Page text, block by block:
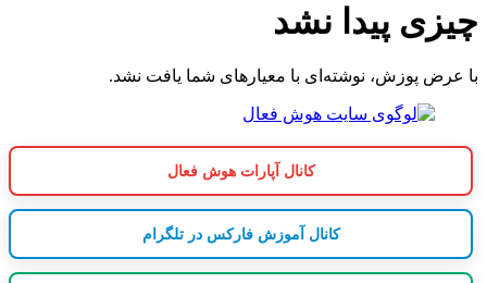
چیزی پیدا نشد
با عرض پوزش، نوشته‌ای با معیارهای شما یافت نشد.
کانال آپارات هوش فعال
کانال آموزش فارکس در تلگرام